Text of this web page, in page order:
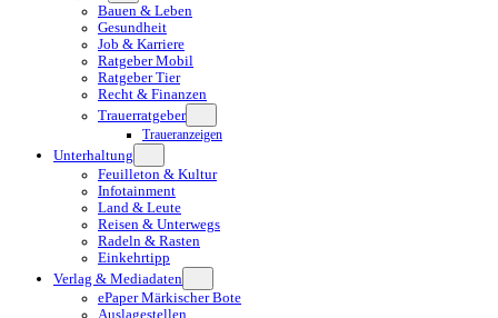
Bauen & Leben
Gesundheit
Job & Karriere
Ratgeber Mobil
Ratgeber Tier
Recht & Finanzen
Trauerratgeber
Traueranzeigen
Unterhaltung
Feuilleton & Kultur
Infotainment
Land & Leute
Reisen & Unterwegs
Radeln & Rasten
Einkehrtipp
Verlag & Mediadaten
ePaper Märkischer Bote
Auslagestellen